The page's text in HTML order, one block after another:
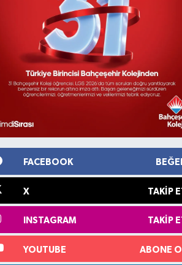
FACEBOOK
X TAKIP
INSTAGRAM TAKIP
YOUTUBE ABONE